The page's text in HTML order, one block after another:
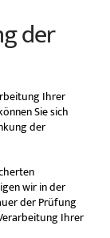
der
Ihrer
Sie sich
der
wir in der
der Prüfung
Ihrer